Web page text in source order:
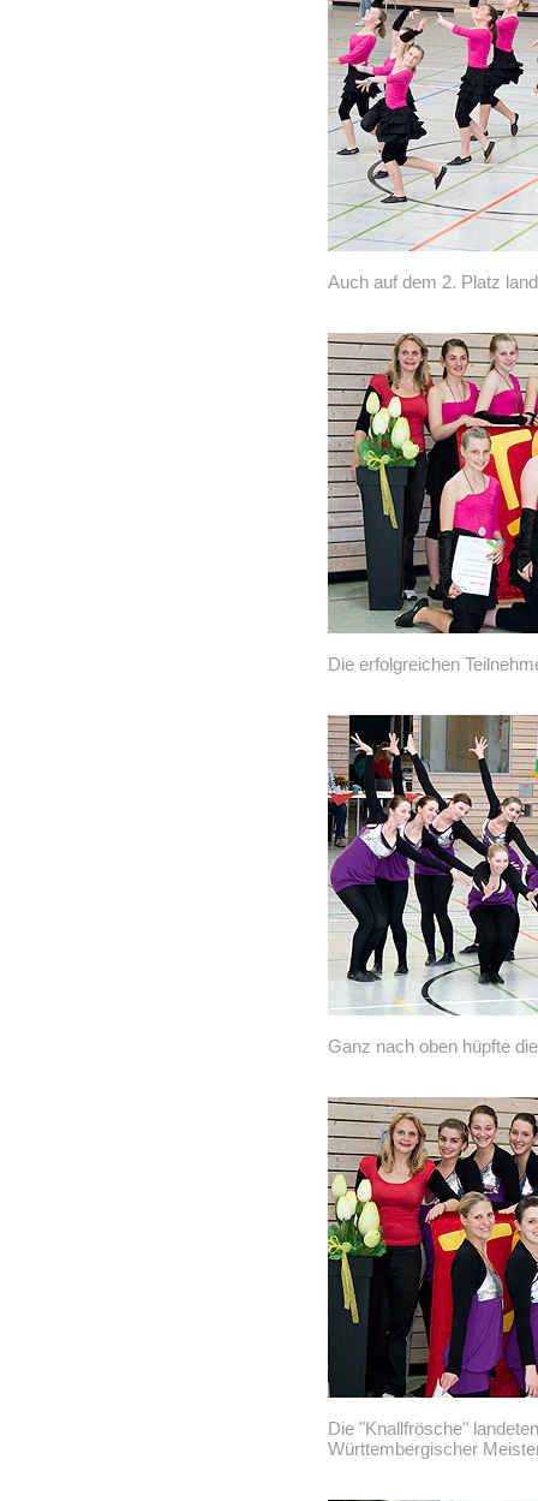
Auch auf dem 2. Platz
Die erfolgreichen
Ganz nach oben hüpfte
Die "Knallfrösche"
Württembergischer